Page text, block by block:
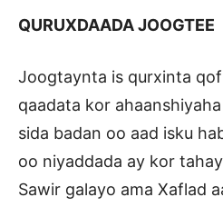
QURUXDAADA JOOGTEE
Joogtaynta is qurxinta
qaadata kor
sida badan oo aad isku
oo niyaddada ay kor
Sawir galayo ama Xaflad